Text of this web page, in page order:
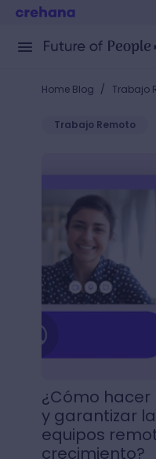
Home Blog / Trabajo
Trabajo Remoto
¿Cómo hacer
y garantizar
equipos
crecimiento?